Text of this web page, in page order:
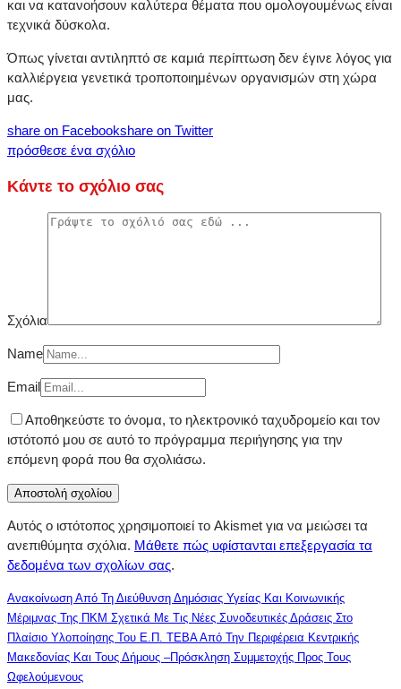
και να κατανοήσουν καλύτερα θέματα που ομολογουμένως είναι
τεχνικά δύσκολα.
Όπως γίνεται αντιληπτό σε καμιά περίπτωση δεν έγινε λόγος για
καλλιέργεια γενετικά τροποποιημένων οργανισμών στη χώρα
μας.
share on Facebookshare on Twitter
πρόσθεσε ένα σχόλιο
Κάντε το σχόλιο σας
Σχόλια
Name
Email
Αποθηκεύστε το όνομα, το ηλεκτρονικό ταχυδρομείο και τον
ιστότοπό μου σε αυτό το πρόγραμμα περιήγησης για την
επόμενη φορά που θα σχολιάσω.
Αυτός ο ιστότοπος χρησιμοποιεί το Akismet για να μειώσει τα
ανεπιθύμητα σχόλια. Μάθετε πώς υφίστανται επεξεργασία τα
δεδομένα των σχολίων σας.
Ανακοίνωση Από Τη Διεύθυνση Δημόσιας Υγείας Και Κοινωνικής
Μέριμνας Της ΠΚΜ Σχετικά Με Τις Νέες Συνοδευτικές Δράσεις Στο
Πλαίσιο Υλοποίησης Του Ε.Π. ΤΕΒΑ Από Την Περιφέρεια Κεντρικής
Μακεδονίας Και Τους Δήμους –Πρόσκληση Συμμετοχής Προς Τους
Ωφελούμενους